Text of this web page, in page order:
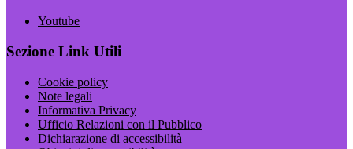
Youtube
Sezione Link Utili
Cookie policy
Note legali
Informativa Privacy
Ufficio Relazioni con il Pubblico
Dichiarazione di accessibilità